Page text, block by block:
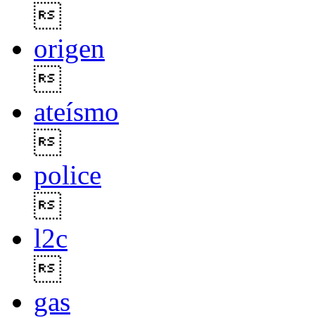
origen
ateísmo
police
l2c
gas